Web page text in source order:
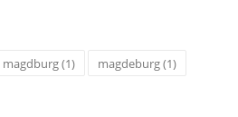
magdburg(1) magdeburg(1)